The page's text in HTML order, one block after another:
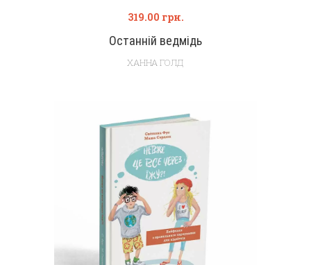
Останній ведмідь
319.00 грн.
ХАННА ГОЛД